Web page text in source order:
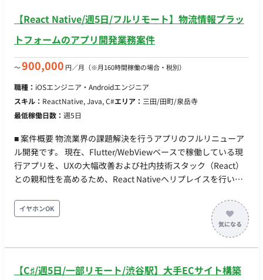
【React Native/週5日/フルリモート】物流情報プラッ
トフォームのアプリ開発業務案件
〜900,000 円／月 （※月160時間稼働の場合・税別）
職種： iOSエンジニア・Androidエンジニア
スキル： ReactNative, Java, C#エリア： 三田/田町/泉岳寺
最低稼働日数： 週5日
■ 案件概要 物流業界の課題解決を行うアプリのフルリニューア
ル開発です。 現在、Flutter/WebViewベースで稼働している現
行アプリを、UXの大幅改善および社内技術スタック（React）
との親和性を高めるため、React Nativeへリプレイスを行いま
の設計・実装を担当いただけるハイクラスなエンジニアを募集
します。 ■ 具体的な業務 ・現行アプリ（Flutter/WebView）か
らReact Nativeへのリプレイスにおける設計・実装 ・Webフロ
ントエンドチーム（React採用）と連携した、共通コンポーネ
善、パフォーマンスチューニング ■ 必須スキル ・React Native
イヤホンOK
【C♯/週5日/一部リモート/渋谷駅】大手ECサイト構築